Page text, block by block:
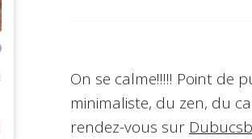
On se calme!!!!! Point de
minimaliste, du zen, du
rendez-vous sur